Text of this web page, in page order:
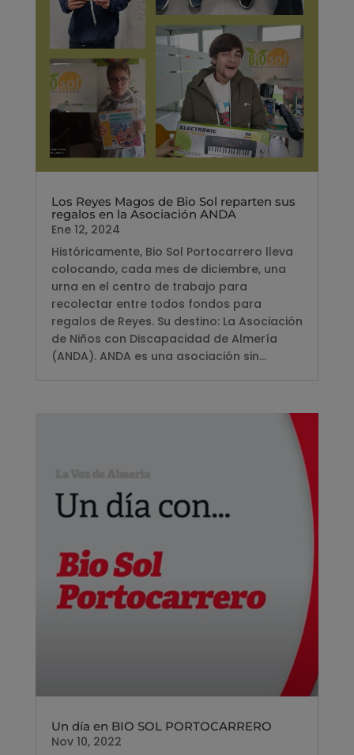
Los Reyes Magos de Bio Sol reparten sus
regalos en la Asociación ANDA
Ene 12, 2024
Históricamente, Bio Sol Portocarrero lleva
colocando, cada mes de diciembre, una
urna en el centro de trabajo para
recolectar entre todos fondos para
regalos de Reyes. Su destino: La Asociación
de Niños con Discapacidad de Almería
(ANDA). ANDA es una asociación sin...
Un día en BIO SOL PORTOCARRERO
Nov 10, 2022